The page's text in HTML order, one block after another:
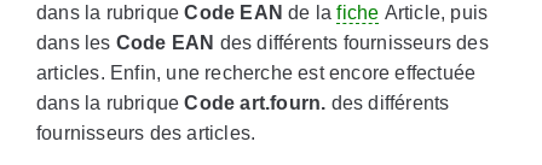
dans la rubriqueCode EAN de lafiche Article, puis
dans les Code EAN des différents fournisseurs des
articles. Enfin, une recherche est encore effectuée
dans la rubriqueCode art.fourn. des différents
fournisseurs des articles.